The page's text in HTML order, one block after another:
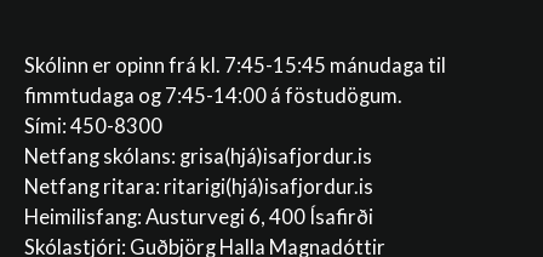
Skólinn er opinn frá kl. 7:45-15:45 mánudaga til
fimmtudaga og 7:45-14:00 á föstudögum.
Sími: 450-8300
Netfang skólans: grisa(hjá)isafjordur.is
Netfang ritara: ritarigi(hjá)isafjordur.is
Heimilisfang: Austurvegi 6, 400 Ísafirði
Skólastjóri: Guðbjörg Halla Magnadóttir